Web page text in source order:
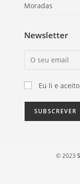
Moradas
Newsletter
Eu li e
© 2023